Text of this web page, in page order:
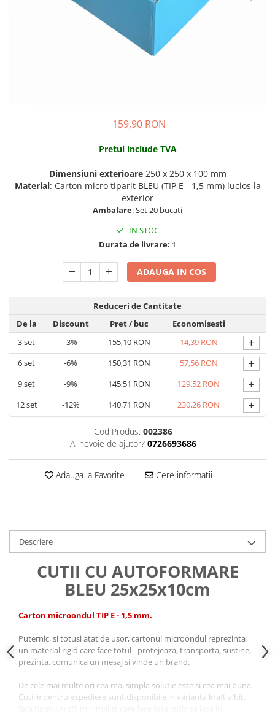
159,90 RON
Pretul include TVA
Dimensiuni exterioare 250 x 250 x 100 mm
Material: Carton micro tiparit BLEU (TIP E - 1,5 mm) lucios la
exterior
Ambalare: Set 20 bucati
IN STOC
Durata de livrare: 1
ADAUGA IN COS
Reduceri de Cantitate
De la
Discount Pret/ buc
Economisesti
3set -3% 155,10 RON 14,39 RON +
6set -6% 150,31 RON 57,56 RON +
9set -9% 145,51 RON 129,52 RON +
12set -12% 140,71 RON 230,26 RON +
Cod Produs: 002386
Ai nevoie de ajutor? 0726693686
Adauga la Favorite Cere informatii
Descriere
CUTII CU AUTOFORMARE
BLEU 25x25x10cm
Carton microondul TIP E - 1,5 mm.
Puternic, si totusi atat de usor, cartonul microondul reprezinta
un material rigid care face totul - protejeaza, transporta, sustine,
prezinta, comunica un mesaj si vinde un brand.
De cele mai multe ori cea mai simpla solutie este si cea mai buna.
Cutiile pentru expediere sunt disponibile in varianta kraft albit,